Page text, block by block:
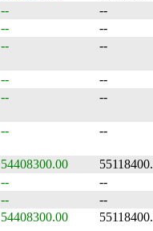
--
--
--
--
-- --
--
--
-- --
-- --
54408300.00
--
--
--
--
54408300.00